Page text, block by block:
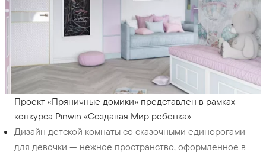
Проект «Пряничные домики» представлен в рамках
конкурса Pinwin «Создавая Мир ребенка»
Дизайн детской комнаты со сказочными единорогами
для девочки — нежное пространство, оформленное в